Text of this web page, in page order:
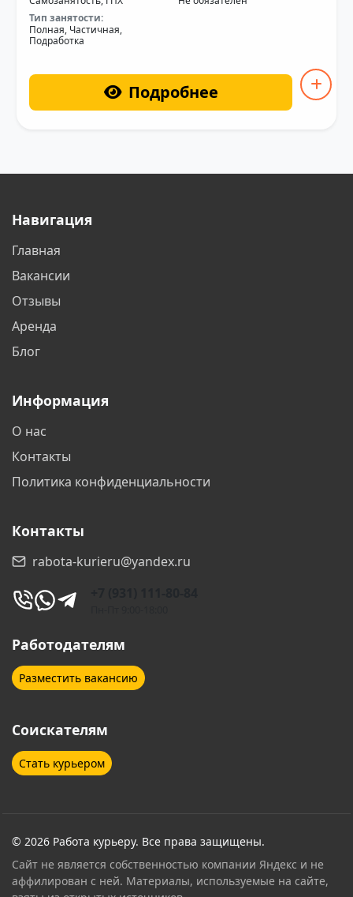
Тип занятости:
Полная, Частичная,
Подработка
Подробнее
Навигация
Главная
Вакансии
Отзывы
Аренда
Блог
Информация
О нас
Контакты
Политика конфиденциальности
Контакты
rabota-kurieru@yandex.ru
Работодателям
Разместить вакансию
Соискателям
Стать курьером
© 2026 Работа курьеру. Все права защищены.
Сайт не является собственностью компании Яндекс и не
аффилирован с ней. Материалы, используемые на сайте,